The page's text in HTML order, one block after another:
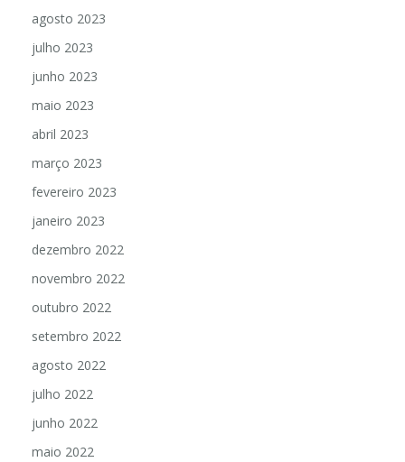
agosto 2023
julho 2023
junho 2023
maio 2023
abril 2023
março 2023
fevereiro 2023
janeiro 2023
dezembro 2022
novembro 2022
outubro 2022
setembro 2022
agosto 2022
julho 2022
junho 2022
maio 2022